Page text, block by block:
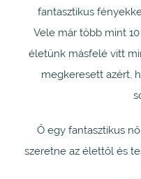
fantasztikus
Vele már több mint
életünk másfelé vitt
megkeresett azért,
Ő egy fantasztikus
szeretne az élettől és